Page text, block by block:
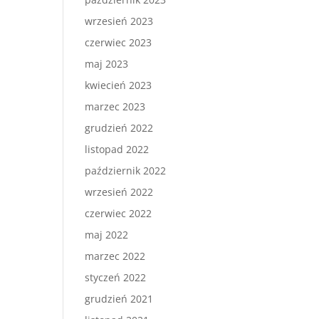
wrzesień 2023
czerwiec 2023
maj 2023
kwiecień 2023
marzec 2023
grudzień 2022
listopad 2022
październik 2022
wrzesień 2022
czerwiec 2022
maj 2022
marzec 2022
styczeń 2022
grudzień 2021